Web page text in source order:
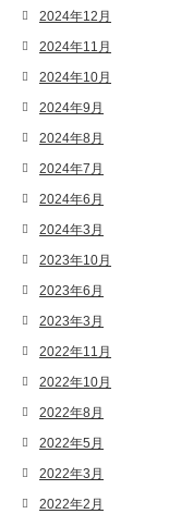
2024年12月
2024年11月
2024年10月
2024年9月
2024年8月
2024年7月
2024年6月
2024年3月
2023年10月
2023年6月
2023年3月
2022年11月
2022年10月
2022年8月
2022年5月
2022年3月
2022年2月